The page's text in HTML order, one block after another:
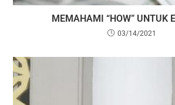
MEMAHAMI “HOW” UNTUK
03/14/2021